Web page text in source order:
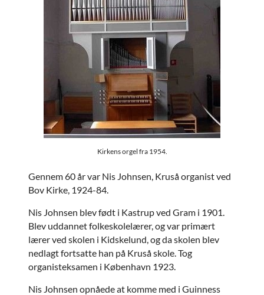
Kirkens orgel fra 1954.
Gennem 60 år var Nis Johnsen, Kruså organist ved
Bov Kirke, 1924-84.
Nis Johnsen blev født i Kastrup ved Gram i 1901.
Blev uddannet folkeskolelærer, og var primært
lærer ved skolen i Kidskelund, og da skolen blev
nedlagt fortsatte han på Kruså skole. Tog
organisteksamen i København 1923.
Nis Johnsen opnåede at komme med i Guinness